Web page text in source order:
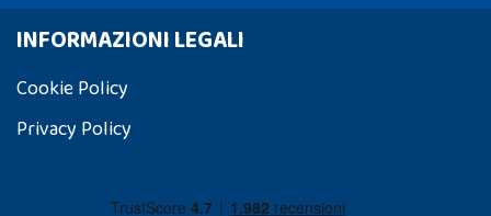
INFORMAZIONI LEGALI
Cookie Policy
Privacy Policy